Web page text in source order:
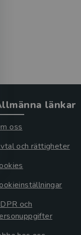
länkar
oss
och rättigheter
och